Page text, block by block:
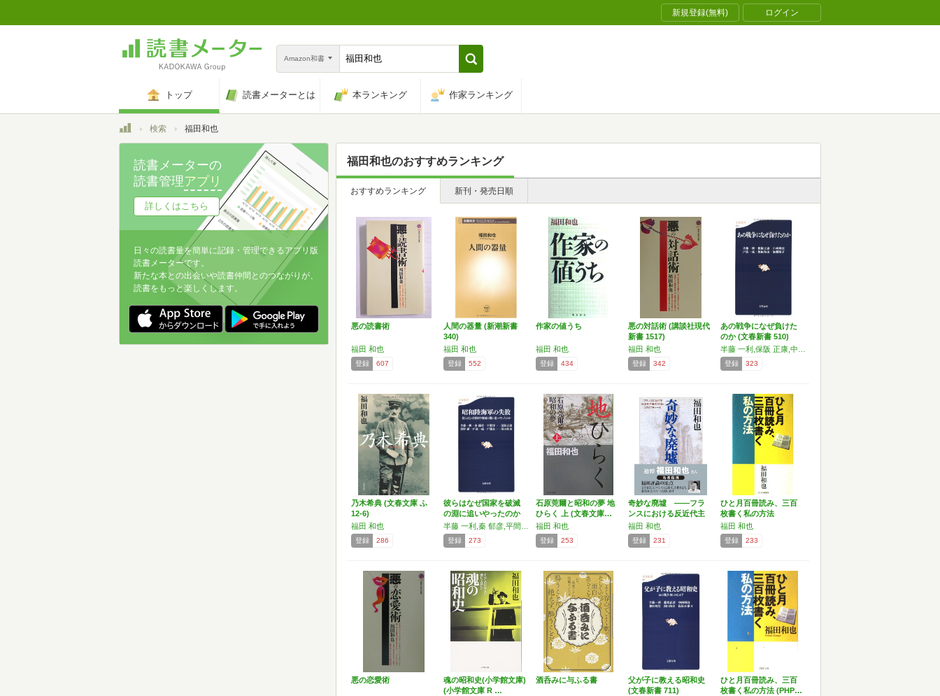
新規登録(無料) ログイン
Amazon和書
トップ 読書メーターとは 本ランキング 作家ランキング
トップ検索 福田和也
福田和也のおすすめランキング
おすすめランキング 新刊・発売日順
悪の読書術
福田 和也
登録 607
人間の器量 (新潮新書
340)
福田 和也
登録 552
作家の値うち
福田 和也
登録 434
悪の対話術 (講談社現代
新書 1517)
福田 和也
登録 342
あの戦争になぜ負けた
のか (文春新書 510)
登録 323
乃木希典 (文春文庫 ふ
12-6)
福田 和也
登録 286
彼らはなぜ国家を破滅
の淵に追いやったのか
昭…
登録 273
石原莞爾と昭和の夢 地
ひらく 上 (文春文庫…
福田 和也
登録 253
奇妙な廃墟 ――フラ
ンスにおける反近代主
義の…
福田 和也
登録 231
ひと月百冊読み、三百
枚書く私の方法
福田 和也
登録 233
悪の恋愛術
魂の昭和史(小学館文庫)
(小学館文庫 R …
酒呑みに与ふる書
父が子に教える昭和史
(文春新書 711)
ひと月百冊読み、三百
枚書く私の方法 (PHP…
読書メーターの
読書管理アプリ
詳しくはこちら
日々の読書量を簡単に記録・管理できるアプリ版
読書メーターです。
新たな本との出会いや読書仲間とのつながりが、
読書をもっと楽しくします。